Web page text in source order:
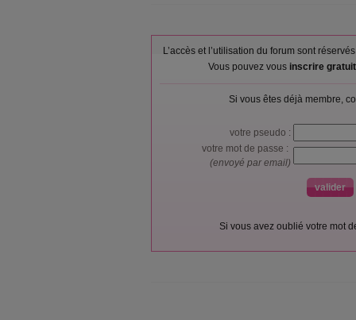
L’accès et l’utilisation du forum sont
Vous pouvez vous inscrire
Si vous êtes déjà membre,
votre pseudo :
votre mot de passe :
(envoyé par email)
Si vous avez oublié votre mot